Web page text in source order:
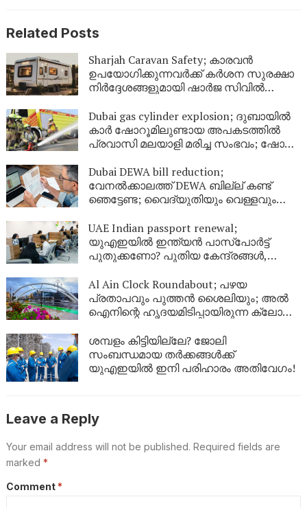
Related Posts
Sharjah Caravan Safety; കാരവൻ
ഉപയോഗിക്കുന്നവർക്ക് കർശന സുരക്ഷാ
നിർദ്ദേശങ്ങളുമായി ഷാർജ സിവിൽ
Dubai gas cylinder explosion; ദുബായിൽ
കാർ ഷോറൂമിലുണ്ടായ അപകടത്തിൽ
പ്രവാസി മലയാളി മരിച്ച സംഭവം; ഷോറൂം
Dubai DEWA bill reduction;
വേനൽക്കാലത്ത് DEWA ബില്ല് കണ്ട്
ഞെട്ടേണ്ട; വൈദ്യുതിയും വെള്ളവും
UAE Indian passport renewal;
യുഎഇയിൽ ഇന്ത്യൻ പാസ്‌പോർട്ട്
പുതുക്കണോ? പുതിയ കേന്ദ്രങ്ങൾ,
അറിയേണ്ടതെല്ലാം
Al Ain Clock Roundabout; പഴയ
പ്രതാപവും പുത്തൻ ശൈലിയും; അൽ
ഐനിന്റെ ഹൃദയമിടിപ്പായിരുന്ന ക്ലോക്ക്
ശമ്പളം കിട്ടിയില്ലേ? ജോലി
സംബന്ധമായ തർക്കങ്ങൾക്ക്
യുഎഇയിൽ ഇനി പരിഹാരം അതിവേഗം!
Leave a Reply
Your email address will not be published. Required fields are
marked *
Comment *